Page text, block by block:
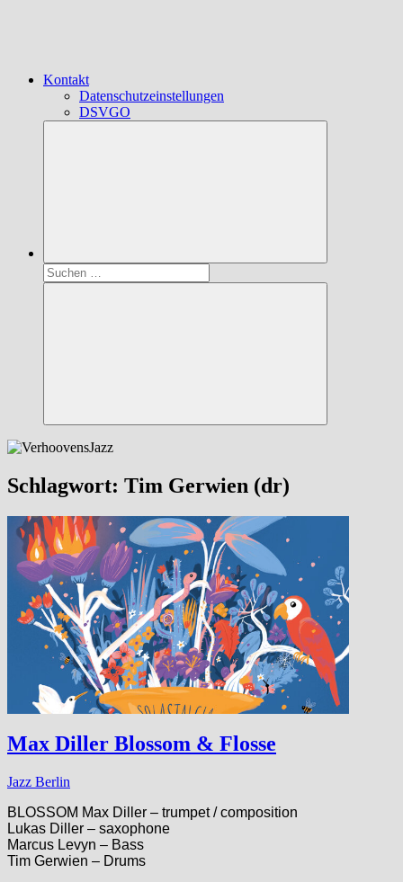
Kontakt
Datenschutzeinstellungen
DSVGO
Suchen
nach:
Suchen
Schlagwort: Tim Gerwien (dr)
Max Diller Blossom & Flosse
Jazz Berlin
BLOSSOM Max Diller – trumpet / composition
Lukas Diller – saxophone
Marcus Levyn – Bass
Tim Gerwien – Drums